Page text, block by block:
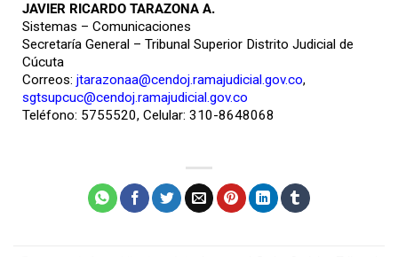
JAVIER RICARDO TARAZONA A.
Sistemas – Comunicaciones
Secretaría General – Tribunal Superior Distrito Judicial de
Cúcuta
Correos: jtarazonaa@cendoj.ramajudicial.gov.co,
sgtsupcuc@cendoj.ramajudicial.gov.co
Teléfono: 5755520, Celular: 310-8648068